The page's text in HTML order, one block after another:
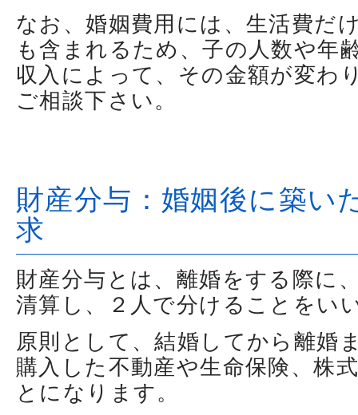
なお、婚姻費用には、生活費だ
も含まれるため、子の人数や年
収入によって、その金額が変わ
ご相談下さい。
財産分与：婚姻後に築い
求
財産分与とは、離婚をする際に
清算し、２人で分けることをい
原則として、結婚してから離婚
購入した不動産や生命保険、株
とになります。